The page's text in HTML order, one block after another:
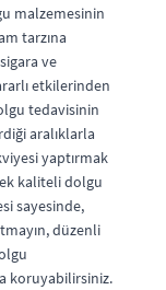
malzemesinin
tarzına
ve
etkilerinden
tedavisinin
aralıklarla
yaptırmak
kaliteli dolgu
sayesinde,
düzenli
koruyabilirsiniz.